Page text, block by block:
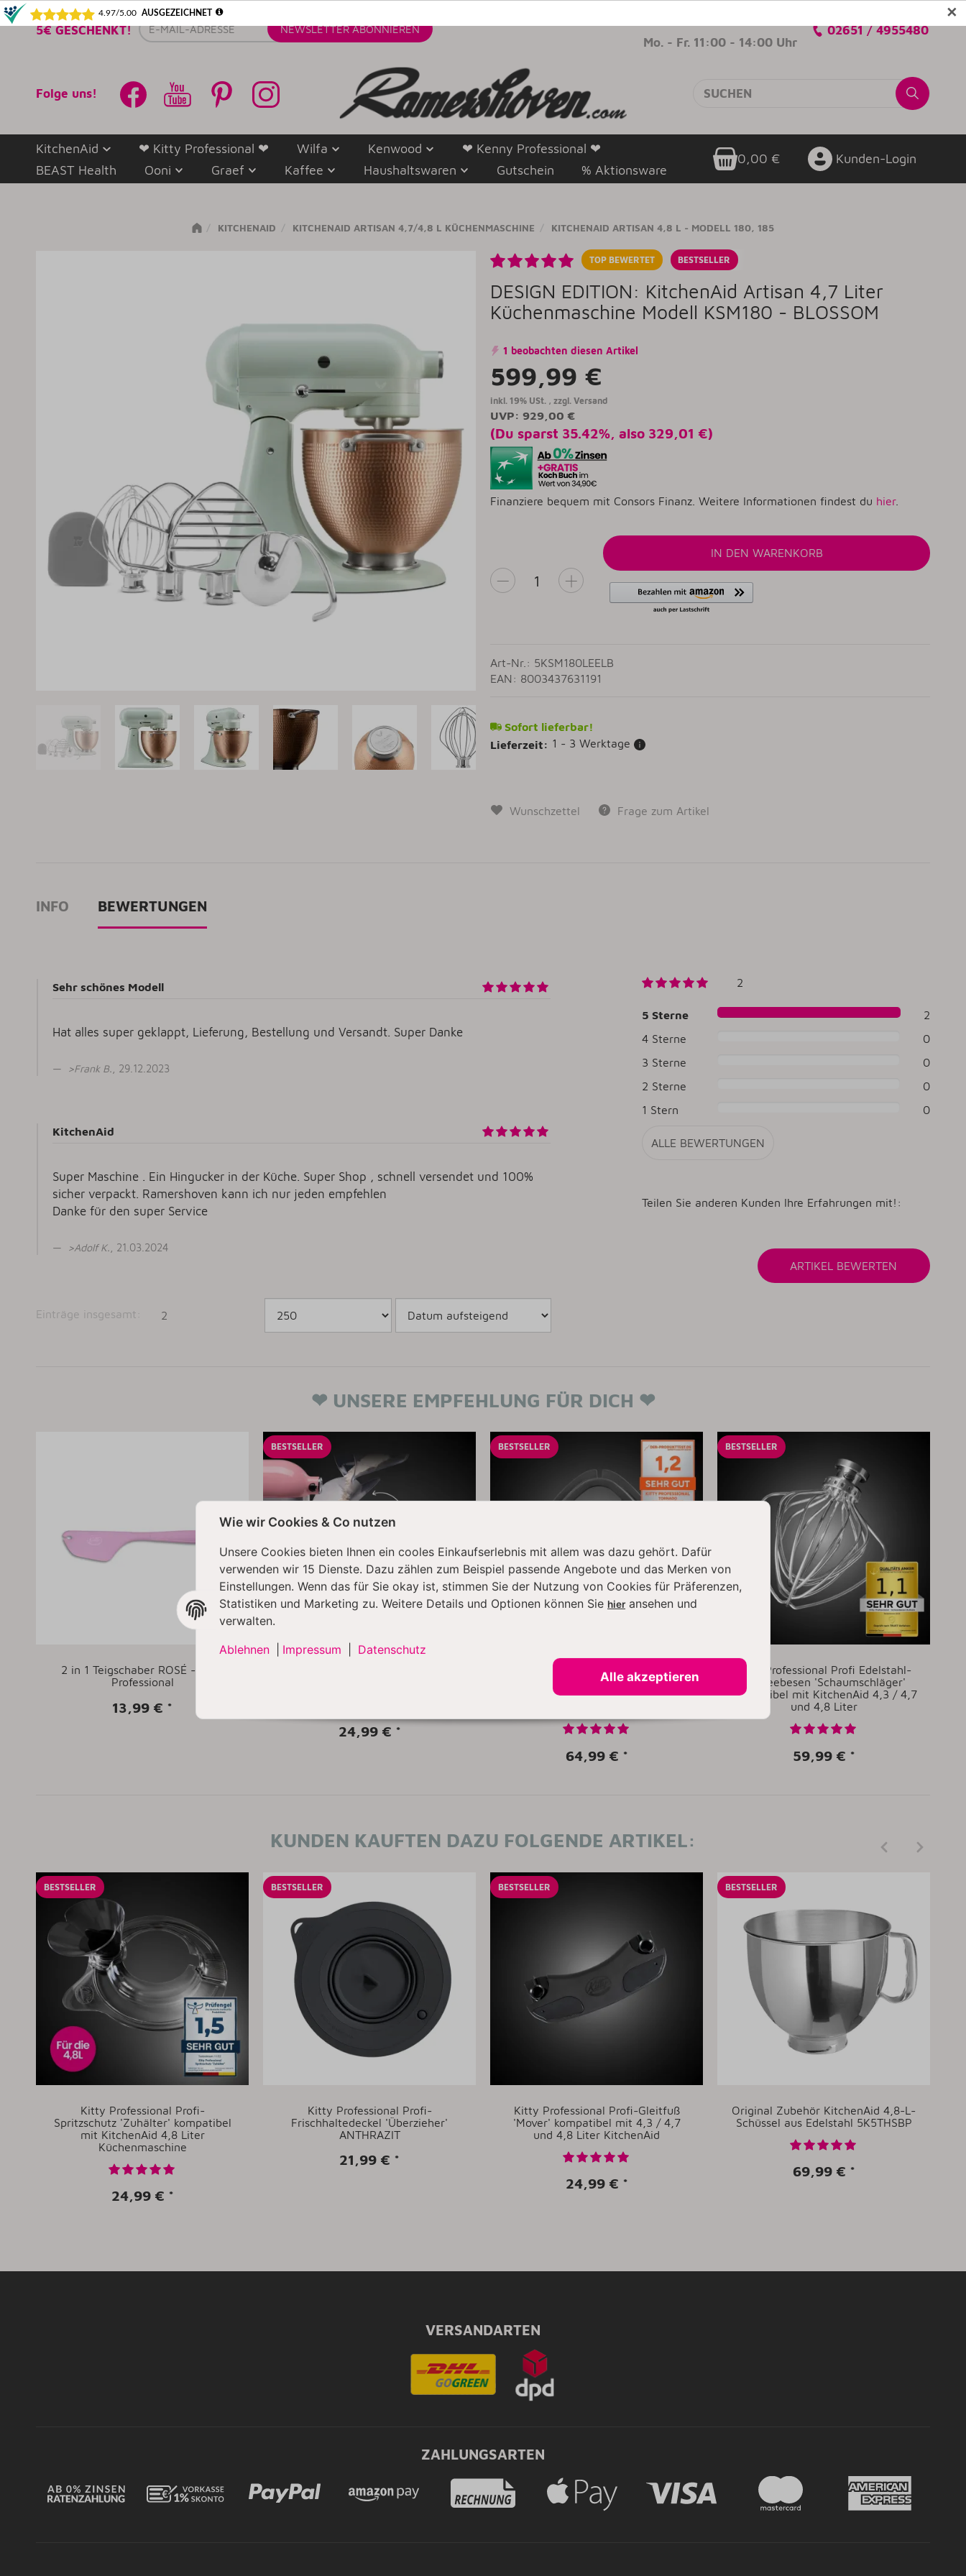
✕
5€ GESCHENKT! E-
Mail-
NEWSLETTER ABONNIEREN
Mo. - Fr. 11:00 - 14:00 Uhr
02651 / 4955480
Folge uns!
KitchenAid ❤ Kitty Professional ❤ Wilfa Kenwood
❤ Kenny Professional ❤
BEAST Health
Ooni Graef Kaffee Haushaltswaren Gutschein % Aktionsware
0,00 € Kunden-Login
KITCHENAID KITCHENAID ARTISAN 4,7/4,8 L KÜCHENMASCHINE KITCHENAID ARTISAN 4,8 L - MODELL 180, 185
TOP BEWERTET BESTSELLER
DESIGN EDITION: KitchenAid Artisan 4,7 Liter
Küchenmaschine Modell KSM180 - BLOSSOM
1 beobachten diesen Artikel
599,99 €
inkl. 19% USt. , zzgl. Versand
UVP: 929,00 €
(Du sparst 35.42% , also 329,01 €)
Finanziere bequem mit Consors Finanz. Weitere Informationen findest du hier.
IN DEN WARENKORB
Art-Nr.: 5KSM180LEELB
EAN: 8003437631191
Sofort lieferbar!
Lieferzeit: 1 - 3 Werktage
Wunschzettel Frage zum Artikel
INFO BEWERTUNGEN
2
5 Sterne
2
4 Sterne
0
3 Sterne
0
2 Sterne
0
1 Stern
0
ALLE BEWERTUNGEN
Teilen Sie anderen Kunden Ihre Erfahrungen mit!:
Sehr schönes Modell
Hat alles super geklappt, Lieferung, Bestellung und Versandt. Super Danke
>Frank B. , 29.12.2023
KitchenAid
Super Maschine . Ein Hingucker in der Küche. Super Shop , schnell versendet und 100%
sicher verpackt. Ramershoven kann ich nur jeden empfehlen
Danke für den super Service
>Adolf K. , 21.03.2024
Einträge insgesamt: 2
❤ UNSERE EMPFEHLUNG FÜR DICH ❤
2 in 1 Teigschaber ROSÉ - Kitty
Professional
13,99 € *
BESTSELLER
24,99 € *
BESTSELLER
Kitty Professional Profi Edelstahl-
Flexirührer 'Tornado' kompatibel
mit KitchenAid 4,3 / 4,7 und 4,8
64,99 € *
BESTSELLER
Kitty Professional Profi Edelstahl-
Schneebesen 'Schaumschläger'
kompatibel mit KitchenAid 4,3 / 4,7
und 4,8 Liter
59,99 € *
KUNDEN KAUFTEN DAZU FOLGENDE ARTIKEL:
BESTSELLER
Kitty Professional Profi-
Spritzschutz 'Zuhälter' kompatibel
mit KitchenAid 4,8 Liter
Küchenmaschine
24,99 € *
BESTSELLER
Kitty Professional Profi-
Frischhaltedeckel 'Überzieher'
ANTHRAZIT
21,99 € *
BESTSELLER
Kitty Professional Profi-Gleitfuß
'Mover' kompatibel mit 4,3 / 4,7
und 4,8 Liter KitchenAid
24,99 € *
BESTSELLER
Original Zubehör KitchenAid 4,8-L-
Schüssel aus Edelstahl 5K5THSBP
69,99 € *
VERSANDARTEN
ZAHLUNGSARTEN
Wie wir Cookies & Co nutzen
Unsere Cookies bieten Ihnen ein cooles Einkaufserlebnis mit allem was dazu gehört. Dafür
verwenden wir 15 Dienste. Dazu zählen zum Beispiel passende Angebote und das Merken von
Einstellungen. Wenn das für Sie okay ist, stimmen Sie der Nutzung von Cookies für Präferenzen,
Statistiken und Marketing zu. Weitere Details und Optionen können Sie hier ansehen und
verwalten.
Ablehnen
Impressum
Datenschutz
Alle akzeptieren